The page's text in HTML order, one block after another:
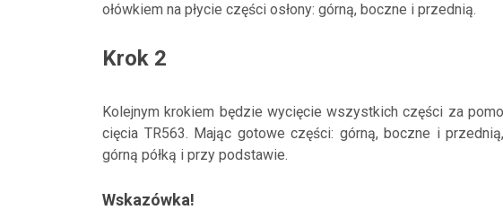
ołówkiem na płycie części osłony: górną, boczne i przednią.
Krok 2
Kolejnym krokiem będzie wycięcie wszystkich części za
cięcia TR563. Mając gotowe części: górną, boczne i
górną półką i przy podstawie.
Wskazówka!